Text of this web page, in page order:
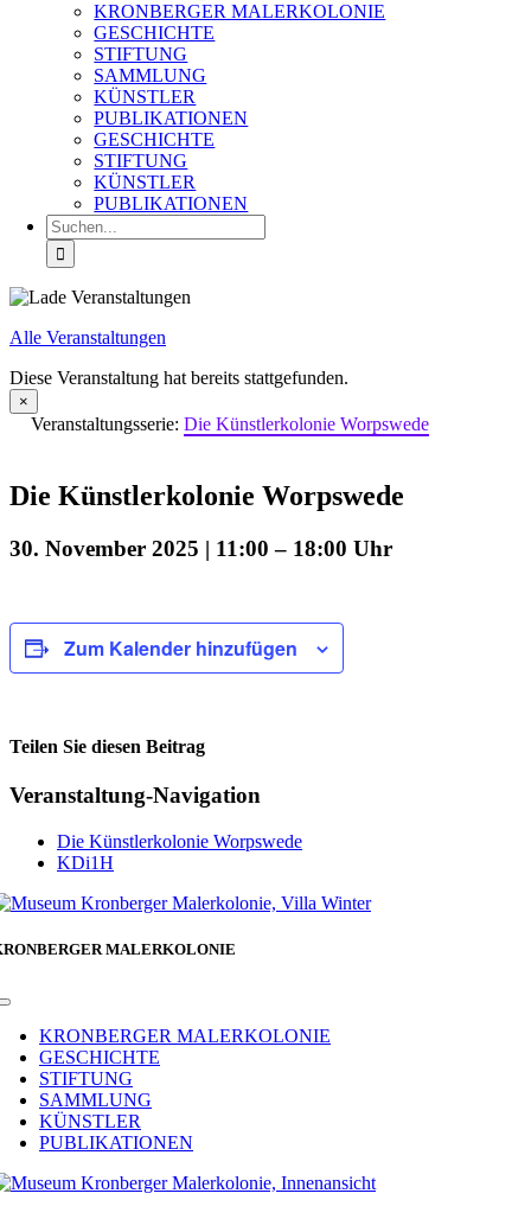
KRONBERGER MALERKOLONIE
GESCHICHTE
STIFTUNG
SAMMLUNG
KÜNSTLER
PUBLIKATIONEN
GESCHICHTE
STIFTUNG
KÜNSTLER
PUBLIKATIONEN
Suche
nach:
Alle Veranstaltungen
Diese Veranstaltung hat bereits stattgefunden.
×
Veranstaltungsserie: Die Künstlerkolonie Worpswede
Die Künstlerkolonie Worpswede
30. November 2025 | 11:00 – 18:00
Zum Kalender hinzufügen
Teilen Sie diesen Beitrag
Facebook
Veranstaltung-Navigation
Die Künstlerkolonie Worpswede
KDi1H
MALERKOLONIE
Toggle
NavigationKRONBERGER MALERKOLONIE
GESCHICHTE
STIFTUNG
SAMMLUNG
KÜNSTLER
PUBLIKATIONEN